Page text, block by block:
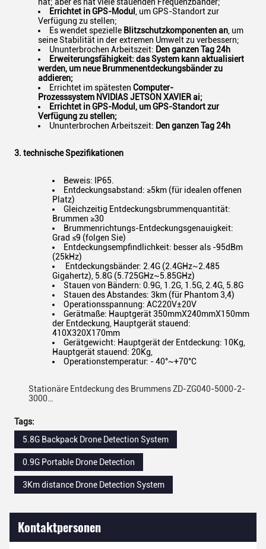
Errichtet in GPS-Modul
, um GPS-Standort zur
Verfügung zu stellen;
Es wendet spezielle Blitzschutzkomponenten an , um
seine Stabilität in der extremen Umwelt zu verbessern;
Ununterbrochen Arbeitszeit: Den ganzen Tag 24h
Erweiterungsfähigkeit: das System kann aktualisiert
werden, um neue Brummenentdeckungsbänder zu
addieren;
Errichtet im spätesten Computer-
Prozesssystem NVIDIAS JETSON XAVIERai;
Errichtet in GPS-Modul , um GPS-Standort zur
Verfügung zu stellen;
Ununterbrochen Arbeitszeit: Den ganzen Tag 24h
3. technische Spezifikationen
Beweis: IP65.
Entdeckungsabstand: ≥5km (für idealen offenen
Platz)
Gleichzeitig Entdeckungsbrummenquantität:
Brummen ≥30
Brummenrichtungs-Entdeckungsgenauigkeit:
Grad ≤9 (folgen Sie)
Entdeckungsempfindlichkeit: besser als -95dBm
(25kHz)
Entdeckungsbänder: 2.4G (2.4GHz~2.485
Gigahertz), 5.8G (5.725GHz~5.85GHz)
Stauen von Bändern: 0.9G, 1.2G, 1.5G, 2.4G, 5.8G
Stauen des Abstandes: 3km (für Phantom 3,4)
Operationsspannung: AC220V±20V
Gerätmaße: Hauptgerät 350mmX240mmX150mm
der Entdeckung, Hauptgerät stauend:
410X320X170mm
Gerätgewicht: Hauptgerät der Entdeckung: 10Kg,
Hauptgerät stauend: 20Kg,
Operationstemperatur: - 40°~+70°C
Stationäre Entdeckung des Brummens ZD-ZG040-5000-2-
3000…
Tags:
5.8G Backpack Drone Detection System
0.9G Portable Drone Detection
3Km distance Drone Detection System
Kontaktpersonen